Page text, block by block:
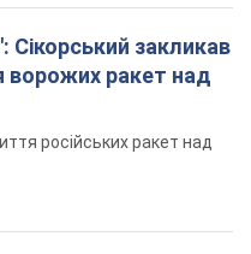
Сікорський закликав
ворожих ракет над
російських ракет над